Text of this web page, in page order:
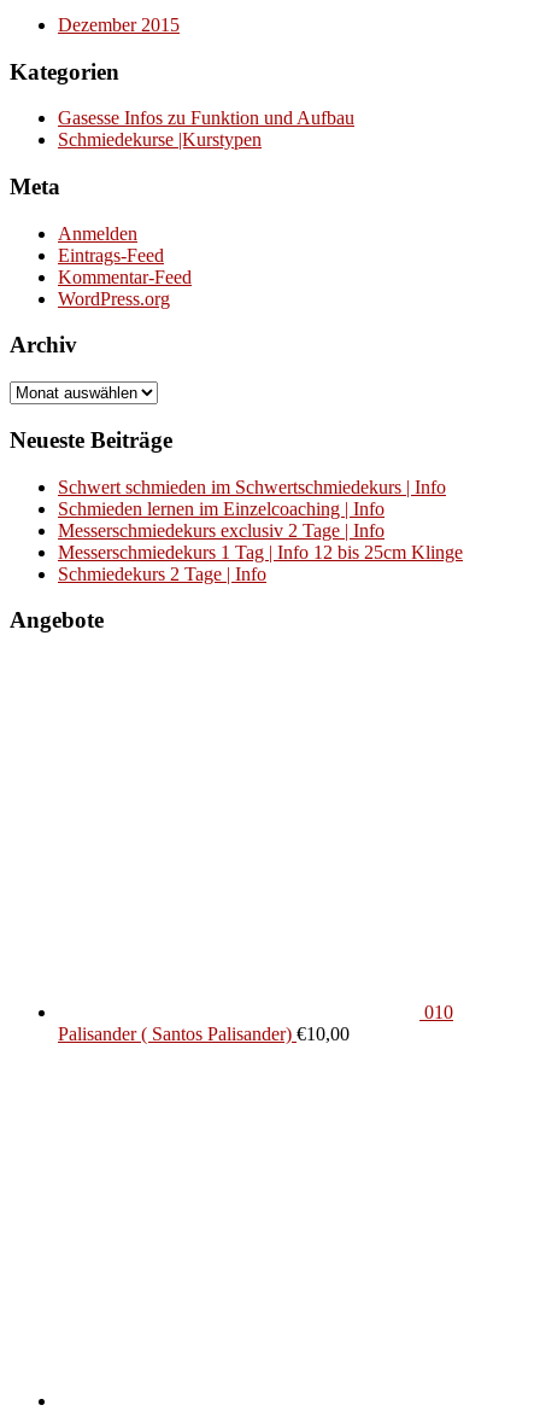
Dezember 2015
Kategorien
Gasesse Infos zu Funktion und Aufbau
Schmiedekurse |Kurstypen
Meta
Anmelden
Eintrags-Feed
Kommentar-Feed
WordPress.org
Archiv
Archiv
Neueste Beiträge
Schwert schmieden im Schwertschmiedekurs | Info
Schmieden lernen im Einzelcoaching | Info
Messerschmiedekurs exclusiv 2 Tage | Info
Messerschmiedekurs 1 Tag | Info 12 bis 25cm Klinge
Schmiedekurs 2 Tage | Info
Angebote
010
Palisander ( Santos Palisander) €10,00